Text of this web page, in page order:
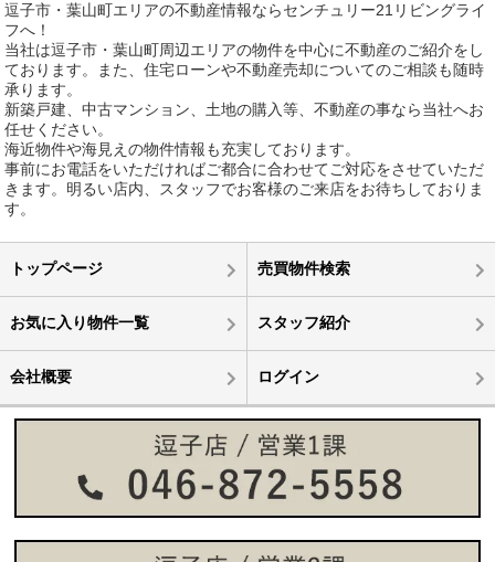
逗子市・葉山町エリアの不動産情報ならセンチュリー21リビングライ
フへ！
当社は逗子市・葉山町周辺エリアの物件を中心に不動産のご紹介をし
ております。また、住宅ローンや不動産売却についてのご相談も随時
承ります。
新築戸建、中古マンション、土地の購入等、不動産の事なら当社へお
任せください。
海近物件や海見えの物件情報も充実しております。
事前にお電話をいただければご都合に合わせてご対応をさせていただ
きます。明るい店内、スタッフでお客様のご来店をお待ちしておりま
す。
トップページ 売買物件検索
お気に入り物件一覧 スタッフ紹介
会社概要 ログイン